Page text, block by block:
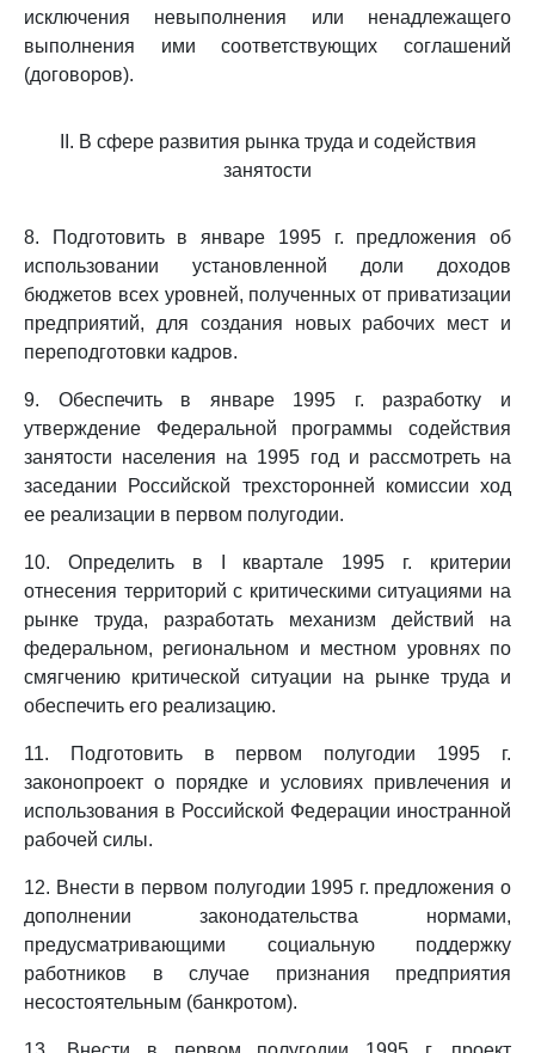
исключения невыполнения или ненадлежащего
выполнения ими соответствующих соглашений
(договоров).
II. В сфере развития рынка труда и содействия
занятости
8. Подготовить в январе 1995 г. предложения об
использовании установленной доли доходов
бюджетов всех уровней, полученных от приватизации
предприятий, для создания новых рабочих мест и
переподготовки кадров.
9. Обеспечить в январе 1995 г. разработку и
утверждение Федеральной программы содействия
занятости населения на 1995 год и рассмотреть на
заседании Российской трехсторонней комиссии ход
ее реализации в первом полугодии.
10. Определить в I квартале 1995 г. критерии
отнесения территорий с критическими ситуациями на
рынке труда, разработать механизм действий на
федеральном, региональном и местном уровнях по
смягчению критической ситуации на рынке труда и
обеспечить его реализацию.
11. Подготовить в первом полугодии 1995 г.
законопроект о порядке и условиях привлечения и
использования в Российской Федерации иностранной
рабочей силы.
12. Внести в первом полугодии 1995 г. предложения о
дополнении законодательства нормами,
предусматривающими социальную поддержку
работников в случае признания предприятия
несостоятельным (банкротом).